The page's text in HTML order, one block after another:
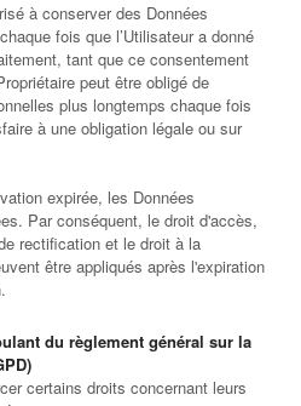
à conserver des Données
fois que l’Utilisateur a donné
tant que ce consentement
peut être obligé de
plus longtemps chaque fois
à une obligation légale ou sur
expirée, les Données
Par conséquent, le droit d'accès,
rectification et le droit à la
être appliqués après l'expiration
du règlement général sur la
certains droits concernant leurs